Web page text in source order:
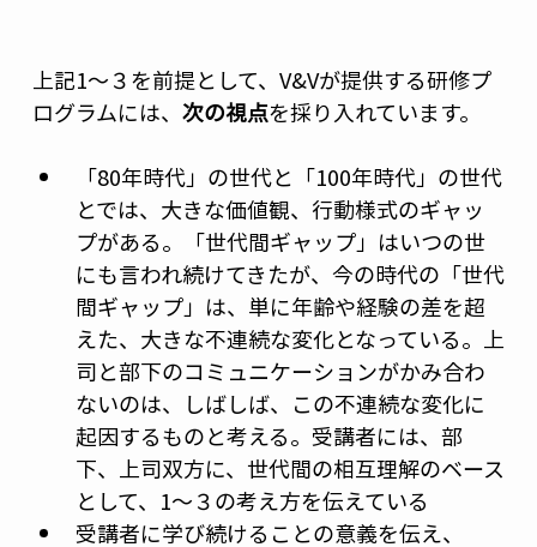
上記1～３を前提として、V&Vが提供する研修プ
ログラムには、 次の視点を採り入れています。
「80年時代」の世代と「100年時代」の世代
とでは、大きな価値観、行動様式のギャッ
プがある。「世代間ギャップ」はいつの世
にも言われ続けてきたが、今の時代の「世代
間ギャップ」は、単に年齢や経験の差を超
えた、大きな不連続な変化となっている。上
司と部下のコミュニケーションがかみ合わ
ないのは、しばしば、この不連続な変化に
起因するものと考える。受講者には、部
下、上司双方に、世代間の相互理解のベース
として、1～３の考え方を伝えている
受講者に学び続けることの意義を伝え、